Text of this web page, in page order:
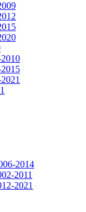
2014
2011
2021